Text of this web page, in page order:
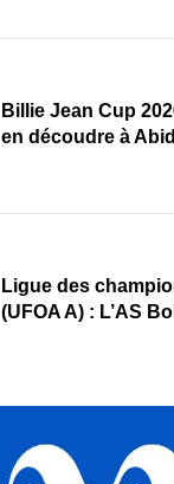
Billie Jean Cup
en découdre à
Ligue des
(UFOA A) : L’AS